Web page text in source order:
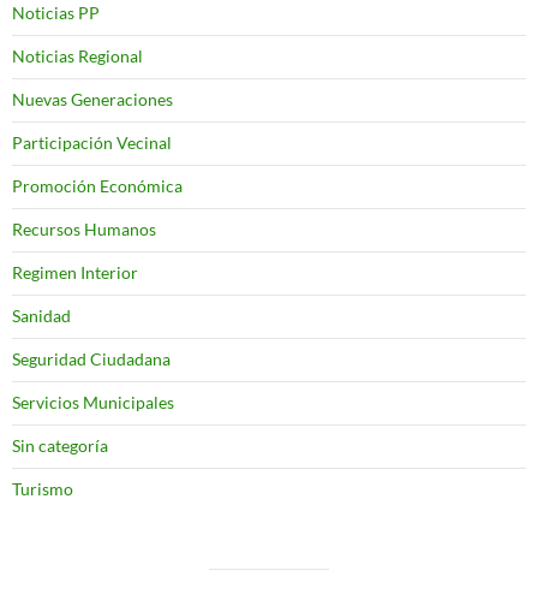
Noticias PP
Noticias Regional
Nuevas Generaciones
Participación Vecinal
Promoción Económica
Recursos Humanos
Regimen Interior
Sanidad
Seguridad Ciudadana
Servicios Municipales
Sin categoría
Turismo